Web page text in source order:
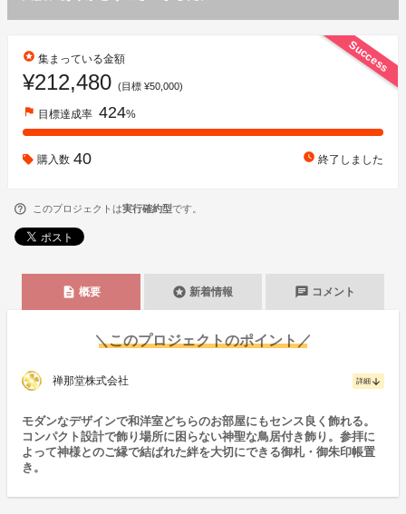
Success
stars 集まっている金額
¥212,480 (目標 ¥50,000)
flag 目標達成率 424%
購入数 40 watch_later 終了しました
このプロジェクトは実行確約型です。
description 概要 stars 新着情報 chat コメント
＼このプロジェクトのポイント／
禅那堂株式会社 詳細 arrow_downward
モダンなデザインで和洋室どちらのお部屋にもセンス良く飾れる。
コンパクト設計で飾り場所に困らない神聖な鳥居付き飾り。参拝に
よって神様とのご縁で結ばれた絆を大切にできる御札・御朱印帳置
き。